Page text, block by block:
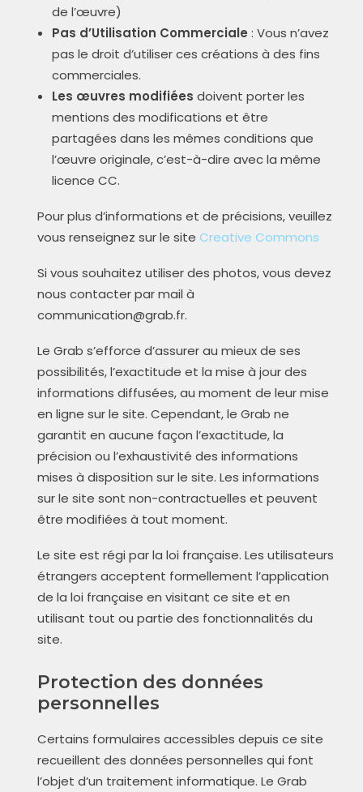
de l’œuvre)
Pas d’Utilisation Commerciale : Vous n’avez
pas le droit d’utiliser ces créations à des fins
commerciales.
Les œuvres modifiées doivent porter les
mentions des modifications et être
partagées dans les mêmes conditions que
l’œuvre originale, c’est-à-dire avec la même
licence CC.
Pour plus d’informations et de précisions, veuillez
vous renseignez sur le site Creative Commons
Si vous souhaitez utiliser des photos, vous devez
nous contacter par mail à
communication@grab.fr.
Le Grab s’efforce d’assurer au mieux de ses
possibilités, l’exactitude et la mise à jour des
informations diffusées, au moment de leur mise
en ligne sur le site. Cependant, le Grab ne
garantit en aucune façon l’exactitude, la
précision ou l’exhaustivité des informations
mises à disposition sur le site. Les informations
sur le site sont non-contractuelles et peuvent
être modifiées à tout moment.
Le site est régi par la loi française. Les utilisateurs
étrangers acceptent formellement l’application
de la loi française en visitant ce site et en
utilisant tout ou partie des fonctionnalités du
site.
Protection des données
personnelles
Certains formulaires accessibles depuis ce site
recueillent des données personnelles qui font
l’objet d’un traitement informatique. Le Grab